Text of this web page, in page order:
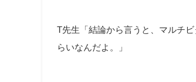
T先生「結論から言うと、マルチ
らいなんだよ。」